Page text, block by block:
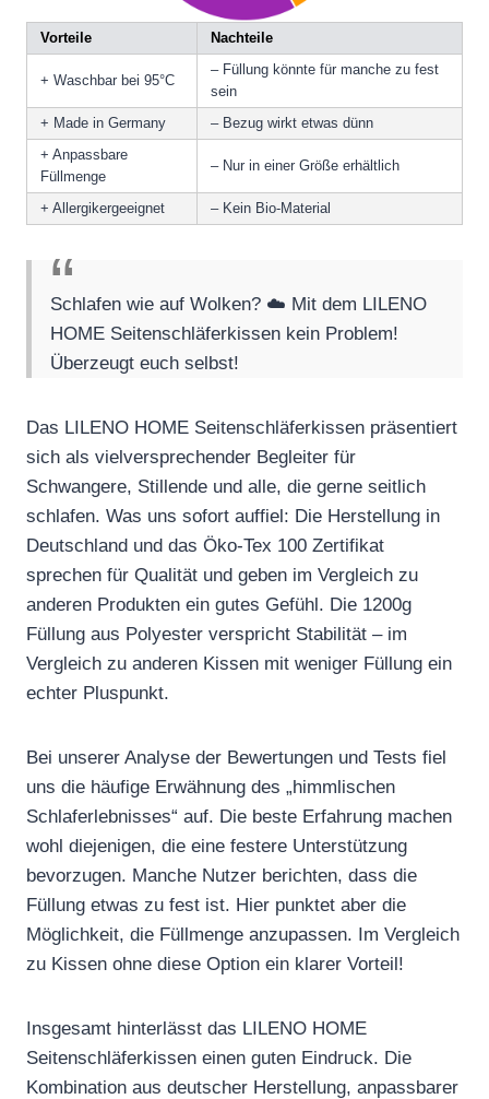
Vorteile Nachteile
+ Waschbar bei 95°C
– Füllung könnte für manche zu fest
sein
+ Made in Germany
– Bezug wirkt etwas dünn
+ Anpassbare
Füllmenge
– Nur in einer Größe erhältlich
+ Allergikergeeignet – Kein Bio-Material
Schlafen wie auf Wolken? ☁️ Mit dem LILENO
HOME Seitenschläferkissen kein Problem!
Überzeugt euch selbst!
Das LILENO HOME Seitenschläferkissen präsentiert
sich als vielversprechender Begleiter für
Schwangere, Stillende und alle, die gerne seitlich
schlafen. Was uns sofort auffiel: Die Herstellung in
Deutschland und das Öko-Tex 100 Zertifikat
sprechen für Qualität und geben im Vergleich zu
anderen Produkten ein gutes Gefühl. Die 1200g
Füllung aus Polyester verspricht Stabilität – im
Vergleich zu anderen Kissen mit weniger Füllung ein
echter Pluspunkt.
Bei unserer Analyse der Bewertungen und Tests fiel
uns die häufige Erwähnung des „himmlischen
Schlaferlebnisses“ auf. Die beste Erfahrung machen
wohl diejenigen, die eine festere Unterstützung
bevorzugen. Manche Nutzer berichten, dass die
Füllung etwas zu fest ist. Hier punktet aber die
Möglichkeit, die Füllmenge anzupassen. Im Vergleich
zu Kissen ohne diese Option ein klarer Vorteil!
Insgesamt hinterlässt das LILENO HOME
Seitenschläferkissen einen guten Eindruck. Die
Kombination aus deutscher Herstellung, anpassbarer